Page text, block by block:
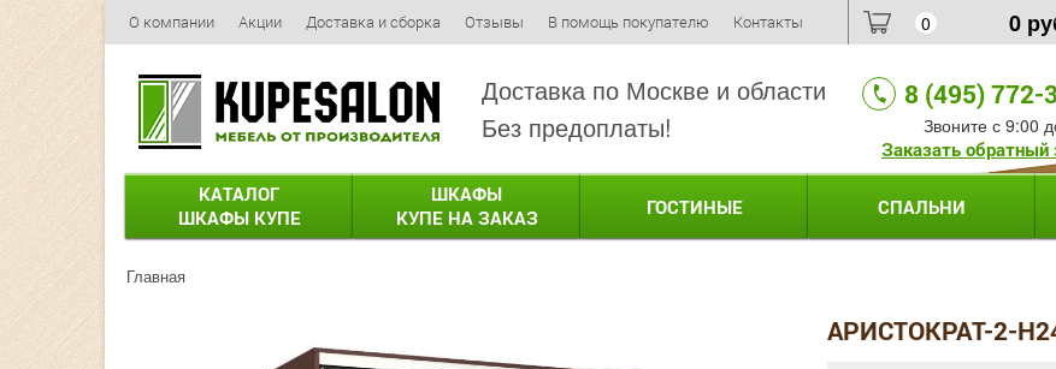
О компании Акции Доставка и сборка Отзывы В помощь покупателю Контакты 0 0
Доставка по Москве и области
Без предоплаты!
8 (495) 772-
Звоните с 9:00
Заказать обратный
КАТАЛОГ
ШКАФЫ КУПЕ
ШКАФЫ
КУПЕ НА ЗАКАЗ
ГОСТИНЫЕ СПАЛЬНИ
Главная
АРИСТОКРАТ-2-